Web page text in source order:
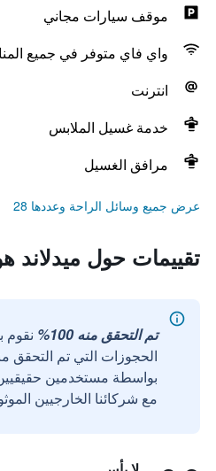
موقف سيارات مجاني
واي فاي متوفر في جميع
انترنت
خدمة غسيل الملابس
مرافق الغسيل
عرض جميع وسائل الراحة وعددها 28
تقييمات حول ميدلاند
تم التحقق منه 100%
الحجوزات التي تم التحقق
مع شركائنا الخارجيين